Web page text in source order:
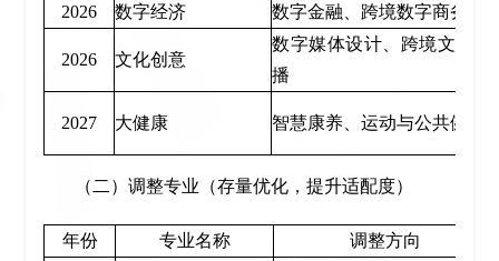
2026 数字经济 数字金融、跨境数字商务
2026 文化创意
数字媒体设计、跨境文化传
播
2027 大健康 智慧康养、运动与公共健康
（二）调整专业（存量优化，提升适配度）
年份 专业名称
调整方向